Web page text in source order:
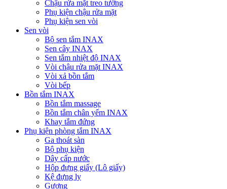
Chậu rửa mặt treo tường
Phụ kiện chậu rửa mặt
Phụ kiện sen vòi
Sen vòi
Bộ sen tắm INAX
Sen cây INAX
Sen tắm nhiệt độ INAX
Vòi chậu rửa mặt INAX
Vòi xả bồn tắm
Vòi bếp
Bồn tắm INAX
Bồn tắm massage
Bồn tắm chân yếm INAX
Khay tắm đứng
Phụ kiện phòng tắm INAX
Ga thoát sàn
Bộ phụ kiện
Dây cấp nước
Hộp đựng giấy (Lô giấy)
Kệ đựng ly
Gương